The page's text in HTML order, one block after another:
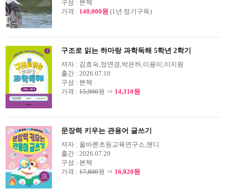
구성 : 본책
가격 : 140,000원 (1년 정기구독)
구조로 읽는 하마랑 과학독해 5학년 2학기
저자 : 김효숙,정연경,박은하,이용미,이지원
출간 : 2026.07.10
구성 : 본책
가격 : 15,900원 ⇒ 14,310원
문장력 키우는 관용어 글쓰기
저자 : 올바른초등교육연구소,젠디
출간 : 2026.07.29
구성 : 본책
가격 : 17,800원 ⇒ 16,020원